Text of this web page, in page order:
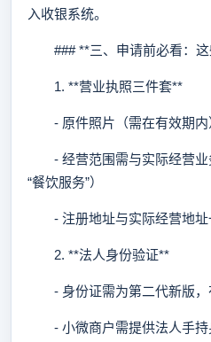
入收银系统。
### **三、申请前必看：这
1. **营业执照三件套**
- 原件照片（需在有效期内
- 经营范围需与实际经营业
“餐饮服务”）
- 注册地址与实际经营地址
2. **法人身份验证**
- 身份证需为第二代新版，
- 小微商户需提供法人手持